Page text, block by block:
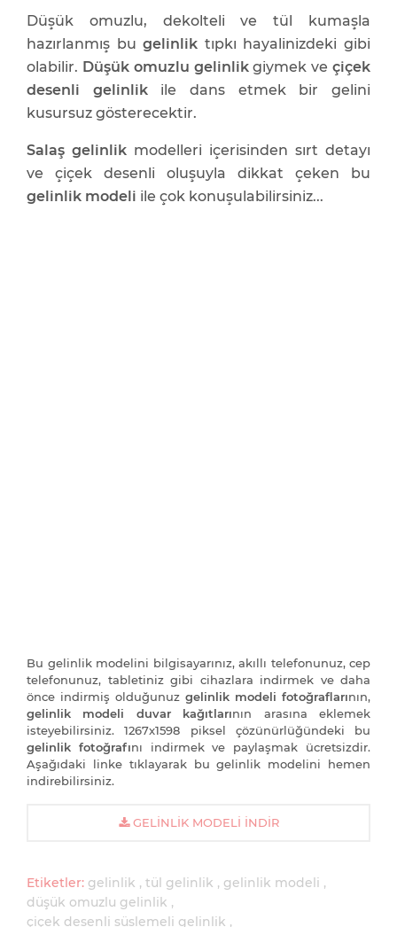
Düşük omuzlu, dekolteli ve tül kumaşla
hazırlanmış bugelinlik tıpkı hayalinizdeki gibi
olabilir. Düşük omuzlu gelinlikgiymek veçiçek
desenli gelinlikile dans etmek bir gelini
kusursuz gösterecektir.
Salaş gelinlik modelleri içerisinden sırt detayı
ve çiçek desenli oluşuyla dikkat çeken bu
gelinlik modeli ile çok konuşulabilirsiniz...
Bu gelinlik modelini bilgisayarınız, akıllı telefonunuz, cep
telefonunuz, tabletiniz gibi cihazlara indirmek ve daha
önce indirmiş olduğunuz gelinlik modeli fotoğraflarının,
gelinlik modeli duvar kağıtlarının arasına eklemek
isteyebilirsiniz. 1267x1598 piksel çözünürlüğündeki bu
gelinlik fotoğrafını indirmek ve paylaşmak ücretsizdir.
Aşağıdaki linke tıklayarak bu gelinlik modelini hemen
indirebilirsiniz.
GELINLIK MODELI İNDIR
Etiketler: gelinlik tül gelinlik
gelinlik modeli
düşük omuzlu gelinlik
çiçek desenli süslemeli gelinlik